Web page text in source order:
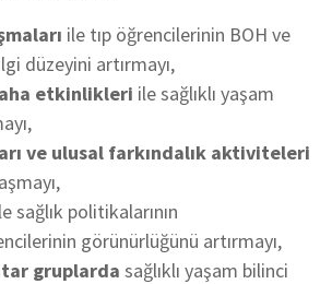
ile tıp öğrencilerinin BOH ve
düzeyini artırmayı,
etkinlikleri ile sağlıklı yaşam
ve ulusal farkındalık aktiviteleri
sağlık politikalarının
görünürlüğünü artırmayı,
gruplarda sağlıklı yaşam bilinci